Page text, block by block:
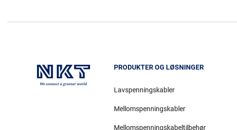
PRODUKTER OG LØSNINGER
Lavspenningskabler
Mellomspenningskabler
Mellomspenningskabeltilbehør